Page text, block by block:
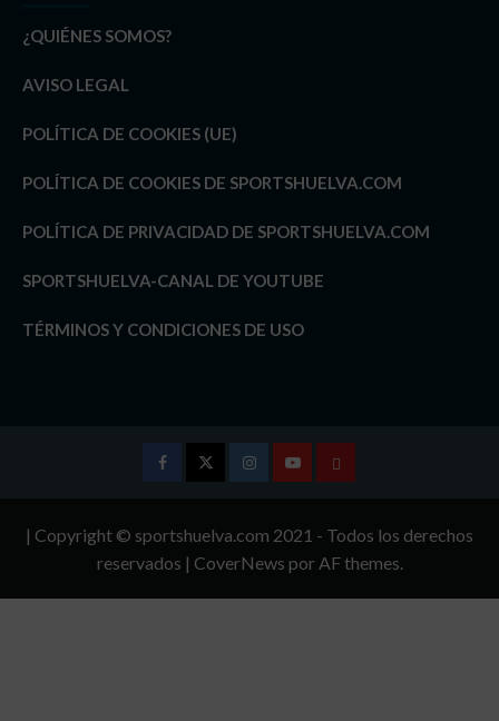
¿QUIÉNES SOMOS?
AVISO LEGAL
POLÍTICA DE COOKIES (UE)
POLÍTICA DE COOKIES DE SPORTSHUELVA.COM
POLÍTICA DE PRIVACIDAD DE SPORTSHUELVA.COM
SPORTSHUELVA-CANAL DE YOUTUBE
TÉRMINOS Y CONDICIONES DE USO
InstagramYoutubeTÉRMINOS
CONDICIONES
| Copyright © sportshuelva.com 2021 - Todos los derechos
reservados | CoverNews por AF themes.